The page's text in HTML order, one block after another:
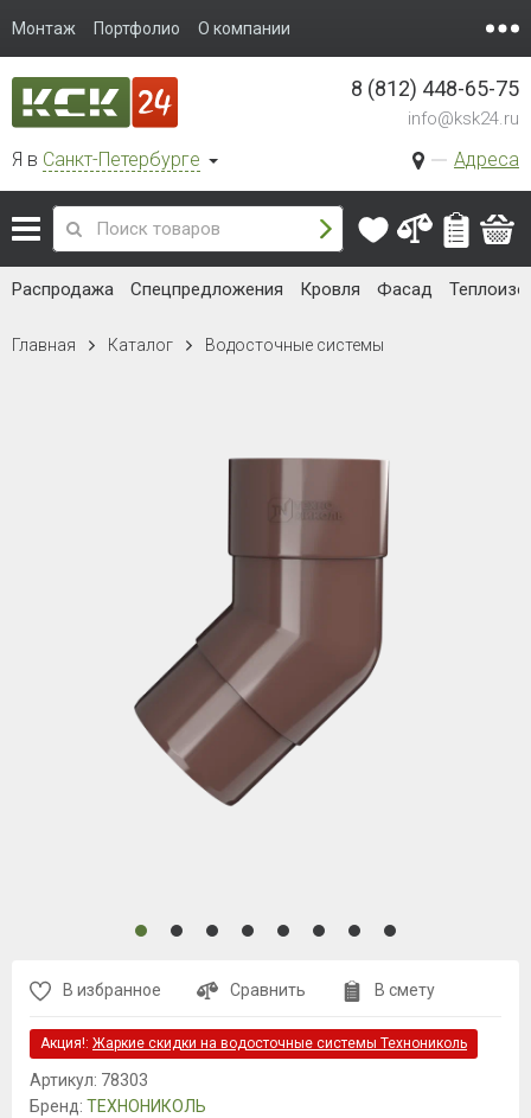
Монтаж Портфолио О компании
Я в Санкт-Петербурге Адреса
8 (812) 448-65-75
info@ksk24.ru
Распродажа Спецпредложения Кровля Фасад
Главная Каталог Водосточные системы
В избранное Сравнить В смету
Акция!: Жаркие скидки на водосточные системы Технониколь
Артикул: 78303
Бренд: ТЕХНОНИКОЛЬ